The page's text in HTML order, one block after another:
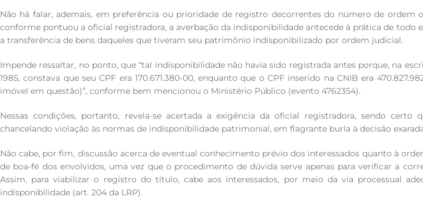
Não há falar, ademais, em preferência ou prioridade de registro decorrentes do número de ordem
conforme pontuou a oficial registradora, a averbação da indisponibilidade antecede à prática de
a transferência de bens daqueles que tiveram seu patrimônio indisponibilizado por ordem judicial.
Impende ressaltar, no ponto, que “tal indisponibilidade não havia sido registrada antes porque, na
1985, constava que seu CPF era 170.671.380-00, enquanto que o CPF inserido na CNIB era
imóvel em questão)”, conforme bem mencionou o Ministério Público (evento 4762354).
Nessas condições, portanto, revela-se acertada a exigência da oficial registradora, sendo
chancelando violação às normas de indisponibilidade patrimonial, em flagrante burla à decisão
Não cabe, por fim, discussão acerca de eventual conhecimento prévio dos interessados quanto à
de boa-fé dos envolvidos, uma vez que o procedimento de dúvida serve apenas para verificar a
Assim, para viabilizar o registro do título, cabe aos interessados, por meio da via processual
indisponibilidade (art. 204 da LRP).